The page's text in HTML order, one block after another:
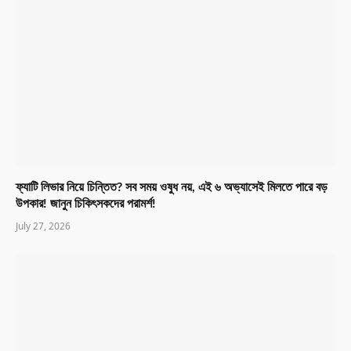
ফ্যাটি লিভার নিয়ে চিন্তিত? সব সময় ওষুধ নয়, এই ৬ অভ্যাসেই মিলতে পারে বড়
উপকার! জানুন চিকিৎসকদের পরামর্শ!
July 27, 2026